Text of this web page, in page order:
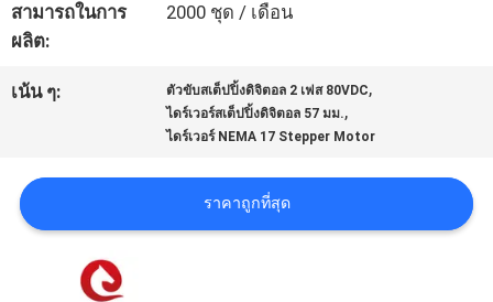
ข่าว
ใบ
เสนอ
สามารถในการ
ผลิต:
2000 ชุด / เดือน
เน้น ๆ: ตัวขับสเต็ปปิ้งดิจิตอล 2 เฟส 80VDC,
ไดร์เวอร์สเต็ปปิ้งดิจิตอล 57 มม.,
ไดร์เวอร์ NEMA 17 Stepper Motor
ราคาถูกที่สุด